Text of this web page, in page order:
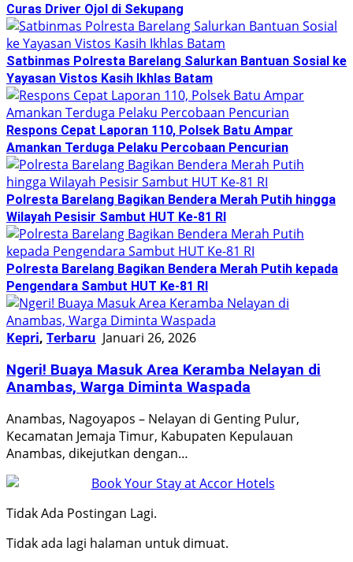
Curas Driver Ojol di Sekupang
Satbinmas Polresta Barelang Salurkan Bantuan Sosial ke
Yayasan Vistos Kasih Ikhlas Batam
Respons Cepat Laporan 110, Polsek Batu Ampar
Amankan Terduga Pelaku Percobaan Pencurian
Polresta Barelang Bagikan Bendera Merah Putih hingga
Wilayah Pesisir Sambut HUT Ke-81 RI
Polresta Barelang Bagikan Bendera Merah Putih kepada
Pengendara Sambut HUT Ke-81 RI
Kepri, Terbaru Januari 26, 2026
Ngeri! Buaya Masuk Area Keramba Nelayan di
Anambas, Warga Diminta Waspada
Anambas, Nagoyapos – Nelayan di Genting Pulur,
Kecamatan Jemaja Timur, Kabupaten Kepulauan
Anambas, dikejutkan dengan…
Tidak Ada Postingan Lagi.
Tidak ada lagi halaman untuk dimuat.